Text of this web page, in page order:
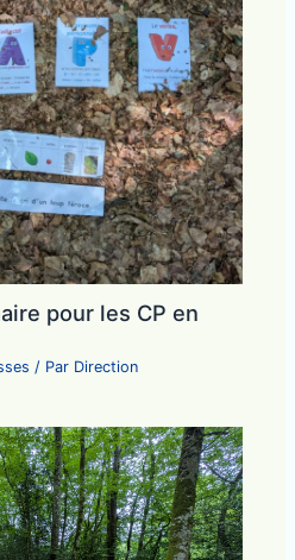
pour les CP en
/ Par Direction